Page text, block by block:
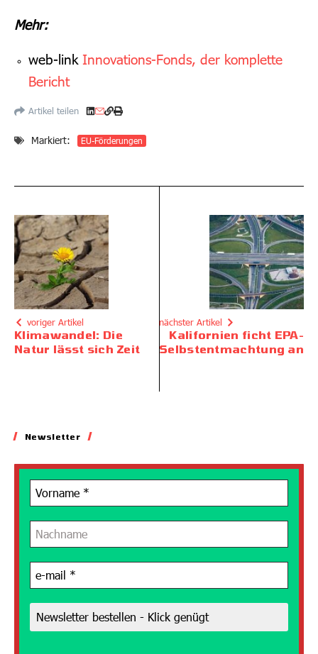
Mehr:
web-link Innovations-Fonds, der komplette
Bericht
Artikel teilen
Markiert: EU-Förderungen
voriger Artikel
Klimawandel: Die
Natur lässt sich Zeit
nächster Artikel
Kalifornien ficht EPA-
Selbstentmachtung an
Newsletter